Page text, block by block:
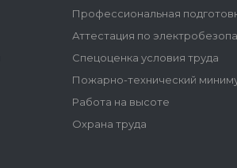
Профессиональная
Аттестация по
Спецоценка условия труда
Пожарно-технический
Работа на высоте
Охрана труда